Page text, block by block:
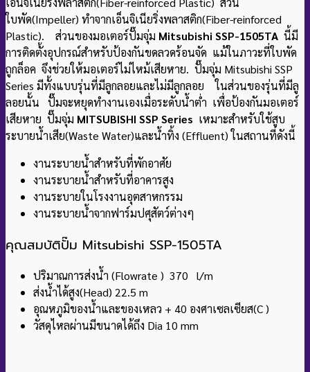
ใบพัด(Impeller) ทำจากเอ็นจิเนียริ่งพลาสติก(Fiber-reinforced
Plastic). ส่วนของมอเตอร์ปั๊มจุ่ม Mitsubishi SSP-1505TA นี้มี
การติดตั้งอุปกรณ์สำหรับป้องกันขดลวดร้อนจัด แม้ในภาวะที่ใบพัด
ถูกล็อค จึงช่วยให้มอเตอร์ไม่ไหม้เสียหาย. ปั๊มจุ่ม Mitsubishi SSP
Series มีทั้งแบบรุ่นที่มีลูกลอยและไม่มีลูกลอย ในส่วนของรุ่นที่มีลู
ลอยนั้น ปั๊มจะหยุดทำงานเองเมื่อระดับน้ำต่ำ เพื่อป้องกันมอเตอร์
เสียหาย ปั๊มจุ่ม MITSUBISHI SSP Series เหมาะสำหรับใช้สูบ
ระบายน้ำเสีย(Waste Water)และน้ำทิ้ง (Effluent) ในสถานที่ดังนี้
งานระบายน้ำสำหรับที่พักอาศัย
งานระบายน้ำสำหรับที่อาคารสูง
งานระบายในโรงงานอุตสาหกรรม
งานระบายน้ำจากฟาร์มปศุสัตว์ต่างๆ
คุณสมบัติปั๊ม Mitsubishi SSP-1505TA
ปริมาณการส่งน้ำ (Flowrate ) 370 l/m
ส่งน้ำได้สูง(Head) 22.5 m
อุณหภูมิของน้ำและของเหลว + 40 องศาเซลเซียส(C )
วัสดุไหลผ่านมีขนาดได้ถึง Dia 10 mm